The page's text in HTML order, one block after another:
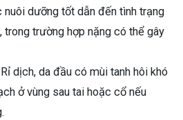
dưỡng tốt dẫn đến tình trạng
trường hợp nặng có thể gây
Rỉ dịch, da đầu có mùi tanh hôi khó
ở vùng sau tai hoặc cổ nếu